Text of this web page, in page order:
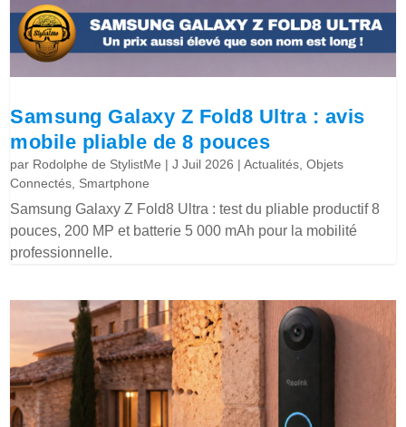
Samsung Galaxy Z Fold8 Ultra : avis
mobile pliable de 8 pouces
par Rodolphe de StylistMe |J Juil 2026 |Actualités,Objets
Connectés, Smartphone
Samsung Galaxy Z Fold8 Ultra : test du pliable productif 8
pouces, 200 MP et batterie 5 000 mAh pour la mobilité
professionnelle.